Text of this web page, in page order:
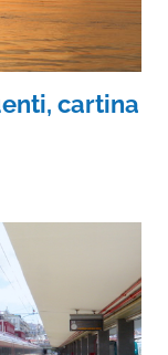
cartina